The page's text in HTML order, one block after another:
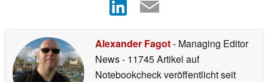
Alexander Fagot- Managing Editor
News- 11745 Artikel auf
Notebookcheck veröffentlichtseit